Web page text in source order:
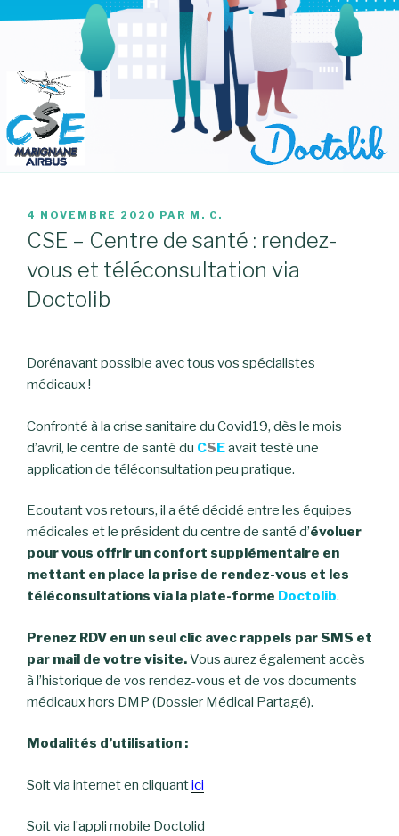
PUBLIÉ
LE
4 NOVEMBRE 2020 PAR M. C.
CSE – Centre de santé : rendez-
vous et téléconsultation via
Doctolib
Dorénavant possible avec tous vos spécialistes
médicaux !
Confronté à la crise sanitaire du Covid19, dès le mois
d’avril, le centre de santé du CSEavait testé une
application de téléconsultation peu pratique.
Ecoutant vos retours, il a été décidé entre les équipes
médicales et le président du centre de santé d’évoluer
pour vous offrir un confort supplémentaire en
mettant en place la prise de rendez-vous et les
téléconsultations via la plate-forme Doctolib.
Prenez RDV en un seul clic avec rappels par SMS et
par mail de votre visite.Vous aurez également accès
à l’historique de vos rendez-vous et de vos documents
médicaux hors DMP (Dossier Médical Partagé).
Modalités d’utilisation :
Soit via internet en cliquantici
Soit via l’appli mobile Doctolid